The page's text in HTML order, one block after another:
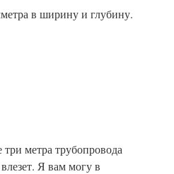
в ширину и глубину.
метра трубопровода
Я вам могу в